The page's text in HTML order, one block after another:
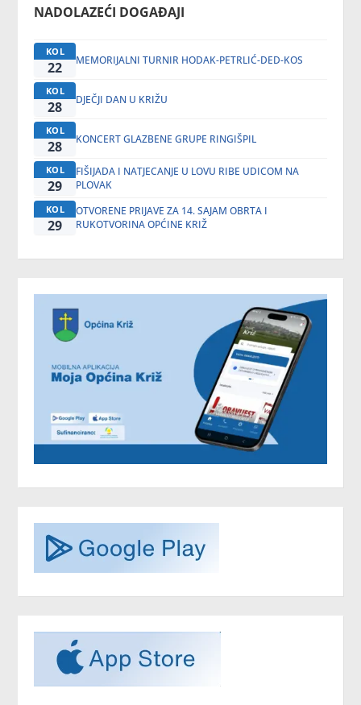
NADOLAZEĆI DOGAĐAJI
KOL
22 MEMORIJALNI TURNIR HODAK-PETRLIĆ-DED-KOS
KOL
28 DJEČJI DAN U KRIŽU
KOL
28 KONCERT GLAZBENE GRUPE RINGIŠPIL
KOL
29
FIŠIJADA I NATJECANJE U LOVU RIBE UDICOM NA
PLOVAK
KOL
29
OTVORENE PRIJAVE ZA 14. SAJAM OBRTA I
RUKOTVORINA OPĆINE KRIŽ